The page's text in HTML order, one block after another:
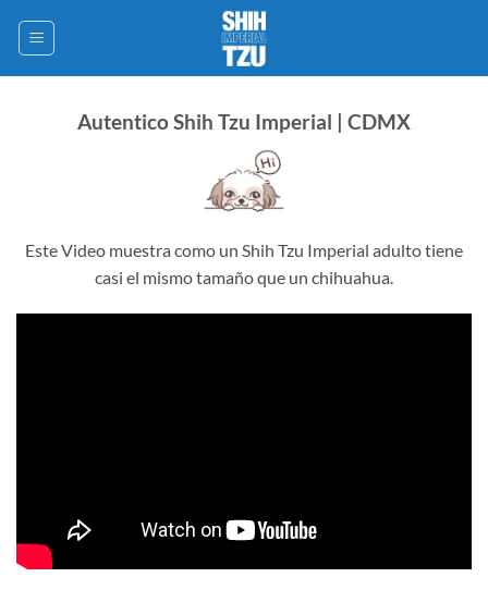
Autentico Shih Tzu Imperial | CDMX
Este Video muestra como un Shih Tzu Imperial adulto tiene
casi el mismo tamaño que un chihuahua.